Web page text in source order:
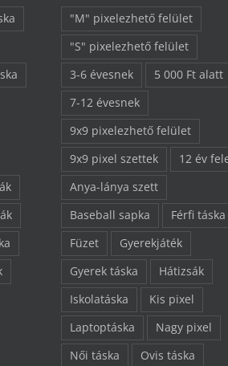
"M" pixelezhető felület
"S" pixelezhető felület
3-6 évesnek
5 000 Ft alatt
7-12 évesnek
9x9 pixelezhető felület
9x9 pixel szettek
12 év
Anya-lánya szett
Baseball sapka
Férfi táska
Füzet
Gyerekjáték
Gyerek táska
Hátizsák
Iskolatáska
Kis pixel
Laptoptáska
Nagy pixel
Női táska
Ovis táska